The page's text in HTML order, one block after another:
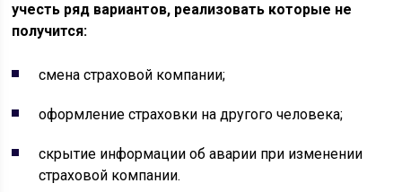
учесть ряд вариантов, реализовать которые не
получится:
смена страховой компании;
оформление страховки на другого человека;
скрытие информации об аварии при изменении
страховой компании.